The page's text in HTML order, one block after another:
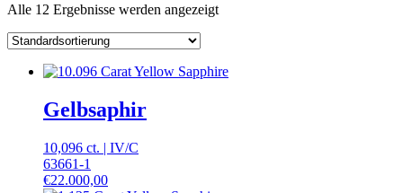
Alle 12 Ergebnisse werden angezeigt
Gelbsaphir
10,096 ct. | IV/C
63661-1
€22.000,00